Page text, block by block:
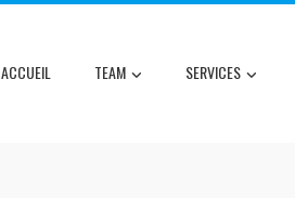
ACCUEIL TEAM SERVICES